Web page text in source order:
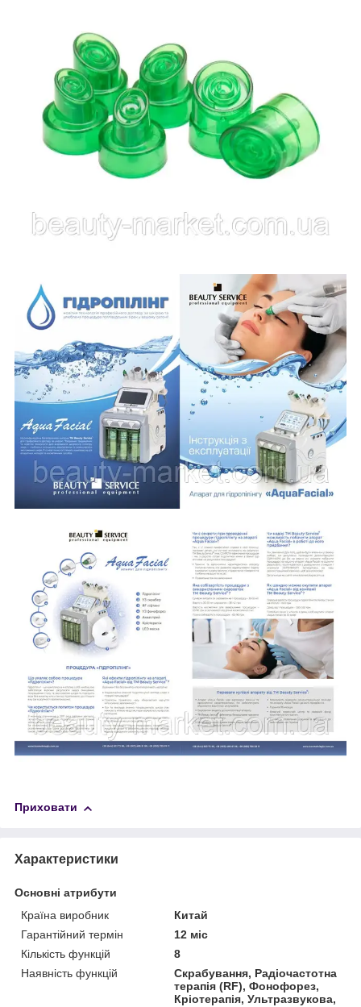
Приховати
Характеристики
Основні атрибути
Країна виробник
Китай
Гарантійний термін
12 міс
Кількість функцій
8
Наявність функцій
Скрабування, Радіочастотна
терапія (RF), Фонофорез,
Кріотерапія, Ультразвукова,